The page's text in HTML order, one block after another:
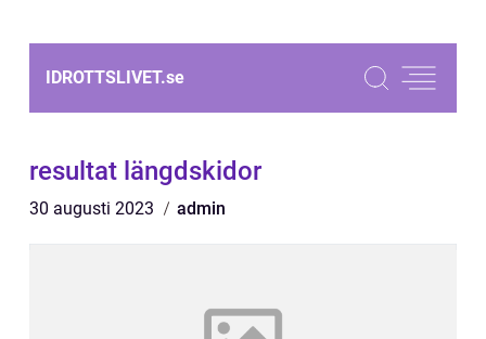
IDROTTSLIVET.se
resultat längdskidor
30 augusti 2023 admin